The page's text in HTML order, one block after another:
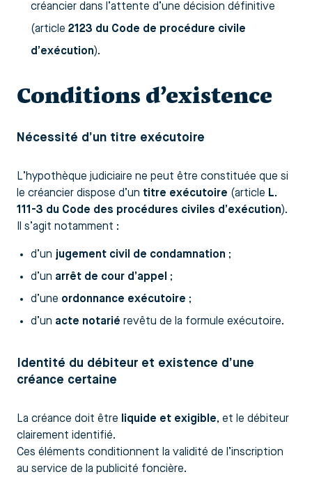
créancier dans l’attente d’une décision définitive
(article 2123 du Code de procédure civile
d’exécution).
Conditions d’existence
Nécessité d’un titre exécutoire
L’hypothèque judiciaire ne peut être constituée que si
le créancier dispose d’un titre exécutoire (article L.
111-3 du Code des procédures civiles d’exécution).
Il s’agit notamment :
d’un jugement civil de condamnation ;
d’un arrêt de cour d’appel
;
d’une ordonnance exécutoire ;
d’un acte notarié revêtu de la formule exécutoire.
Identité du débiteur et existence d’une
créance certaine
La créance doit être liquide et exigible, et le débiteur
clairement identifié.
Ces éléments conditionnent la validité de l’inscription
au service de la publicité foncière.